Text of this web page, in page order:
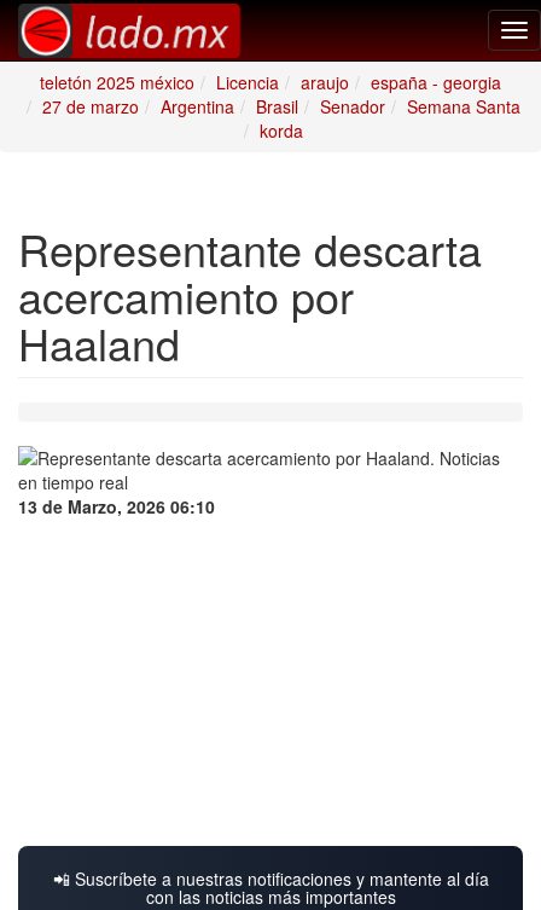
teletón 2025 méxico
Licencia araujo
españa - georgia
27 de marzo
Argentina Brasil Senador
Semana Santa
korda
Representante descarta
acercamiento por
Haaland
13 de Marzo, 2026 06:10
📲 Suscríbete a nuestras notificaciones y mantente al día
con las noticias más importantes